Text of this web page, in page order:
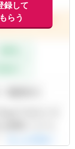
録して
らう